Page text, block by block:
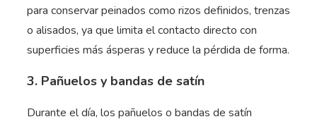
para conservar peinados como rizos definidos, trenzas
o alisados, ya que limita el contacto directo con
superficies más ásperas y reduce la pérdida de forma.
3. Pañuelos y bandas de satín
Durante el día, los pañuelos o bandas de satín